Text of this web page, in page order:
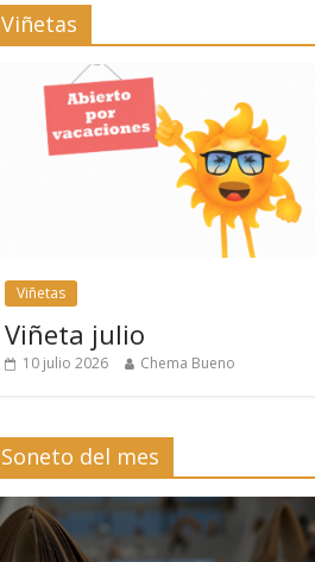
Viñetas
Viñetas
Viñeta julio
10 julio 2026 Chema Bueno
Soneto del mes